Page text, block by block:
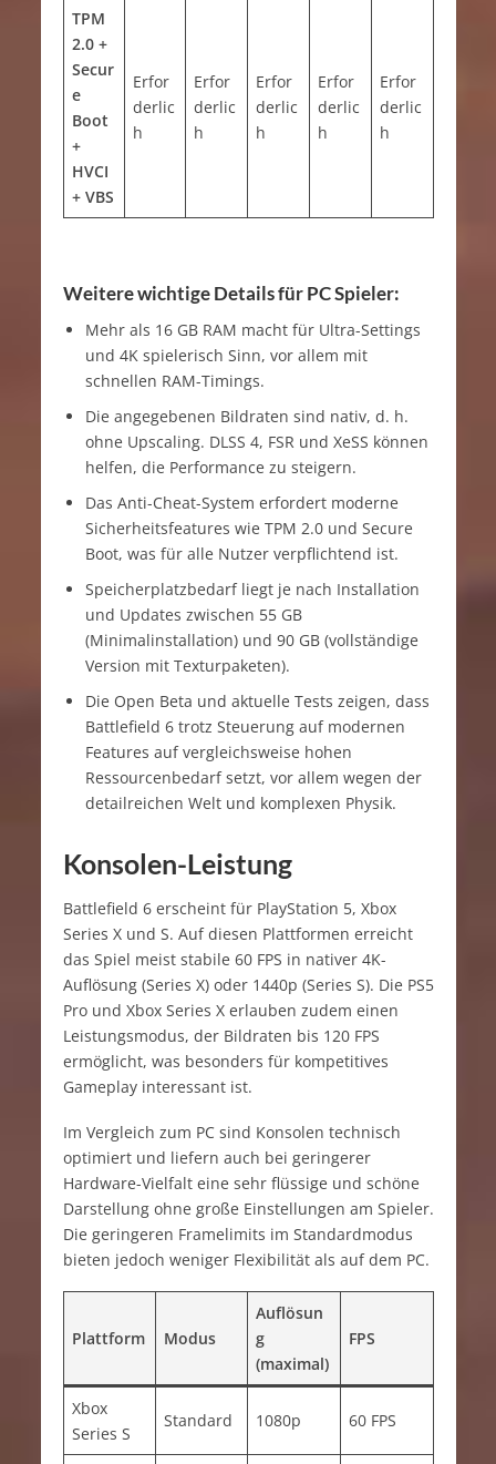
TPM
2.0 +
Secur
e
Boot
+
HVCI
+ VBS
Erfor
derlic
h
Erfor
derlic
h
Erfor
derlic
h
Erfor
derlic
h
Erfor
derlic
h
Weitere wichtige Details für PC Spieler:
Mehr als 16 GB RAM macht für Ultra-Settings
und 4K spielerisch Sinn, vor allem mit
schnellen RAM-Timings.
Die angegebenen Bildraten sind nativ, d. h.
ohne Upscaling. DLSS 4, FSR und XeSS können
helfen, die Performance zu steigern.
Das Anti-Cheat-System erfordert moderne
Sicherheitsfeatures wie TPM 2.0 und Secure
Boot, was für alle Nutzer verpflichtend ist.
Speicherplatzbedarf liegt je nach Installation
und Updates zwischen 55 GB
(Minimalinstallation) und 90 GB (vollständige
Version mit Texturpaketen).
Die Open Beta und aktuelle Tests zeigen, dass
Battlefield 6 trotz Steuerung auf modernen
Features auf vergleichsweise hohen
Ressourcenbedarf setzt, vor allem wegen der
detailreichen Welt und komplexen Physik.
Konsolen-Leistung
Battlefield 6 erscheint für PlayStation 5, Xbox
Series X und S. Auf diesen Plattformen erreicht
das Spiel meist stabile 60 FPS in nativer 4K-
Auflösung (Series X) oder 1440p (Series S). Die PS5
Pro und Xbox Series X erlauben zudem einen
Leistungsmodus, der Bildraten bis 120 FPS
ermöglicht, was besonders für kompetitives
Gameplay interessant ist.
Im Vergleich zum PC sind Konsolen technisch
optimiert und liefern auch bei geringerer
Hardware-Vielfalt eine sehr flüssige und schöne
Darstellung ohne große Einstellungen am Spieler.
Die geringeren Framelimits im Standardmodus
bieten jedoch weniger Flexibilität als auf dem PC.
Plattform Modus
Auflösun
g
(maximal)
FPS
Xbox
Series S
Standard 1080p 60 FPS